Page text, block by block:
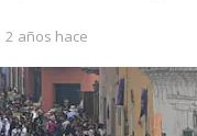
2 años hace